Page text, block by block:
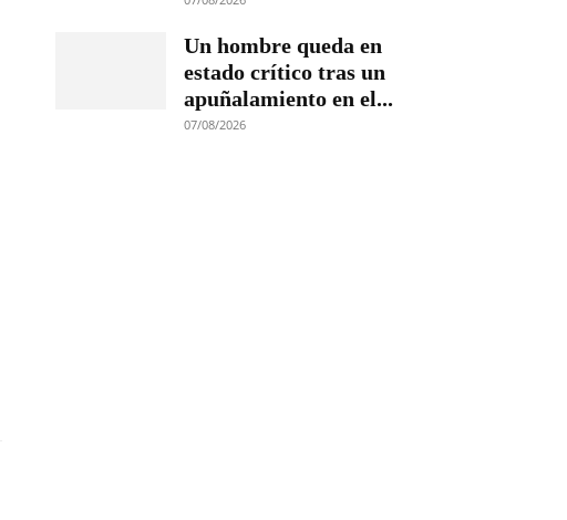
Un hombre queda en
estado crítico tras un
apuñalamiento en el...
07/08/2026